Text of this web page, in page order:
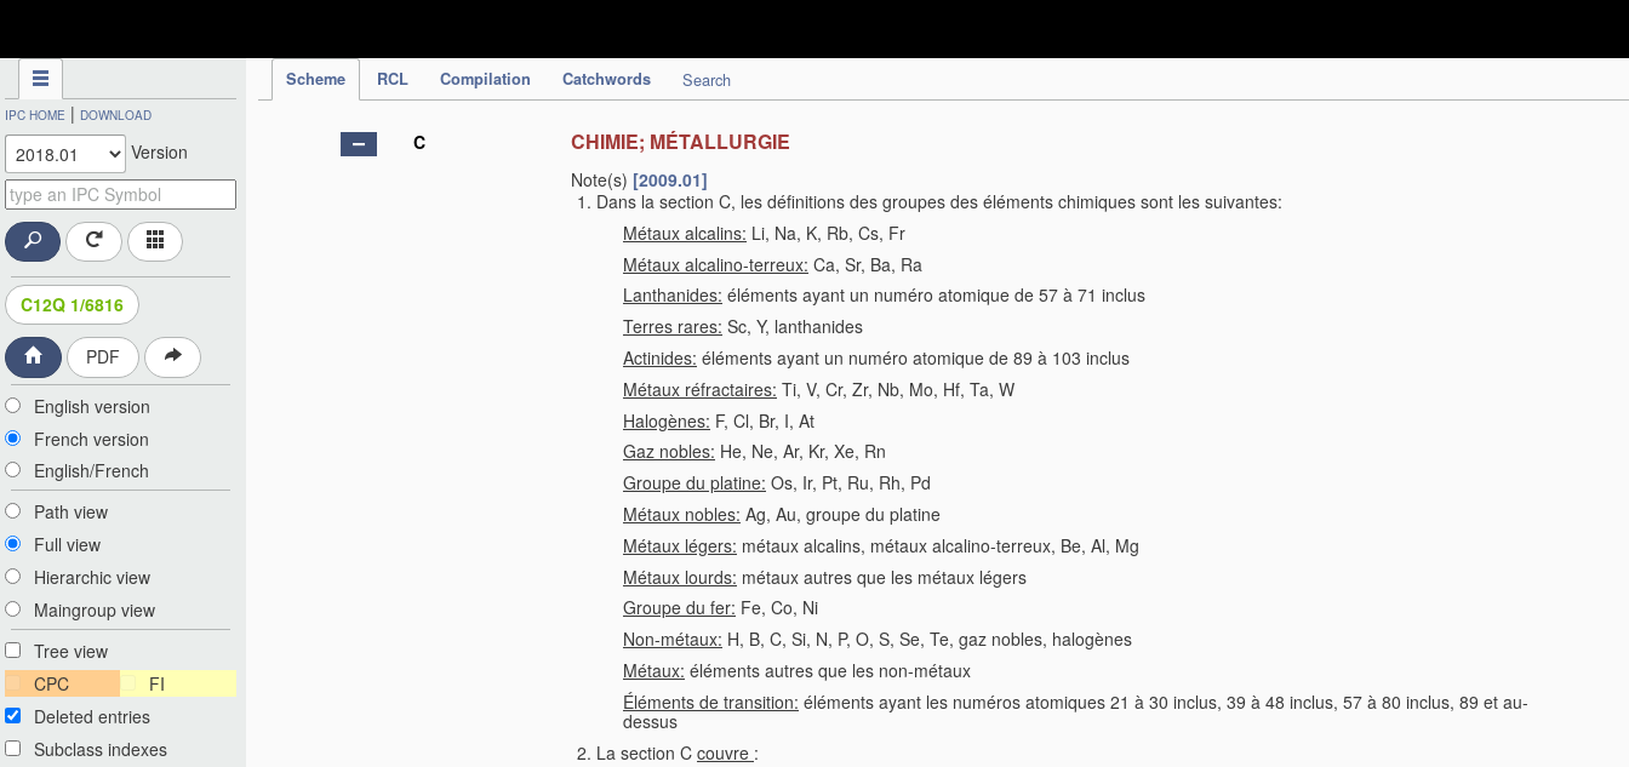
Scheme RCL Compilation Catchwords Search
IPC HOME | DOWNLOAD
Version
C12Q 1/6816
PDF
English version
French version
English/French
Path view
Full view
Hierarchic view
Maingroup view
Tree view
CPC
FI
Deleted entries
Subclass indexes
C CHIMIE; MÉTALLURGIE
Note(s) [2009.01]
Dans la section C, les définitions des groupes des éléments chimiques sont les suivantes:
Métaux alcalins: Li, Na, K, Rb, Cs, Fr
Métaux alcalino-terreux: Ca, Sr, Ba, Ra
Lanthanides: éléments ayant un numéro atomique de 57 à 71 inclus
Terres rares: Sc, Y, lanthanides
Actinides: éléments ayant un numéro atomique de 89 à 103 inclus
Métaux réfractaires: Ti, V, Cr, Zr, Nb, Mo, Hf, Ta, W
Halogènes: F, Cl, Br, I, At
Gaz nobles: He, Ne, Ar, Kr, Xe, Rn
Groupe du platine: Os, Ir, Pt, Ru, Rh, Pd
Métaux nobles: Ag, Au, groupe du platine
Métaux légers: métaux alcalins, métaux alcalino-terreux, Be, Al, Mg
Métaux lourds: métaux autres que les métaux légers
Groupe du fer: Fe, Co, Ni
Non-métaux: H, B, C, Si, N, P, O, S, Se, Te, gaz nobles, halogènes
Métaux: éléments autres que les non-métaux
Éléments de transition: éléments ayant les numéros atomiques 21 à 30 inclus, 39 à 48 inclus, 57 à 80 inclus, 89 et au-
dessus
La section C couvre :